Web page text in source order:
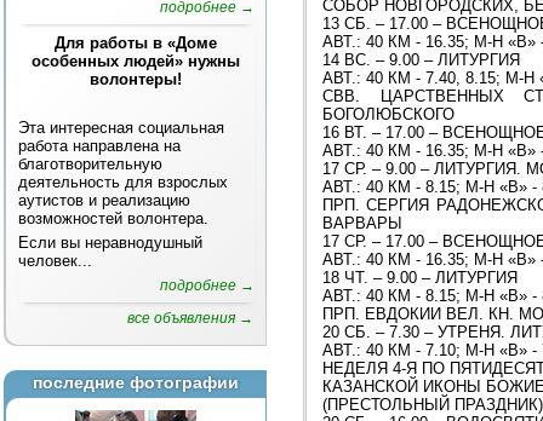
подробнее →
Для работы в «Доме
особенных людей» нужны
волонтеры!
Эта интересная социальная
работа направлена на
благотворительную
деятельность для взрослых
аутистов и реализацию
возможностей волонтера.
Если вы неравнодушный
человек...
подробнее →
все объявления →
последние фотографии
СОБОР НОВГОРОДСКИХ,
13 СБ. – 17.00 –
АВТ.: 40 КМ - 16.35; М-Н «В»
14 ВС. – 9.00 – ЛИТУРГИЯ
АВТ.: 40 КМ - 7.40, 8.15; М-Н
СВВ. ЦАРСТВЕННЫХ
БОГОЛЮБСКОГО
16 ВТ. – 17.00 –
АВТ.: 40 КМ - 16.35; М-Н «В»
17 СР. – 9.00 –
АВТ.: 40 КМ - 8.15; М-Н «В» -
ПРП. СЕРГИЯ
ВАРВАРЫ
17 СР. – 17.00 –
АВТ.: 40 КМ - 16.35; М-Н «В»
18 ЧТ. – 9.00 – ЛИТУРГИЯ
АВТ.: 40 КМ - 8.15; М-Н «В» -
ПРП. ЕВДОКИИ ВЕЛ. КН.
20 СБ. – 7.30 – УТРЕНЯ.
АВТ.: 40 КМ - 7.10; М-Н «В» -
НЕДЕЛЯ 4-Я ПО
КАЗАНСКОЙ ИКОНЫ
(ПРЕСТОЛЬНЫЙ ПРАЗДНИК)